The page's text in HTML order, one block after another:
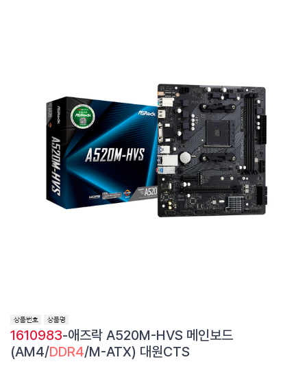
1610983-애즈락 A520M-HVS 메인보드
(AM4/DDR4/M-ATX) 대원CTS